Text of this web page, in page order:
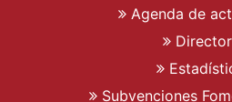
Agenda de
Subvenciones